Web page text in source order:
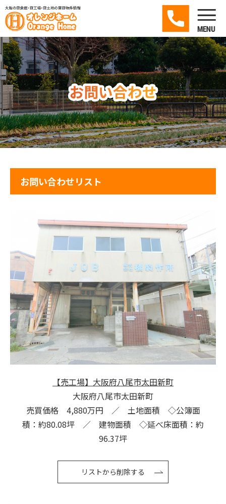
お問い合わせリスト
【売工場】大阪府八尾市太田新町
大阪府八尾市太田新町
売買価格 4,880万円 ／ 土地面積 ◇公簿面
積：約80.08坪 ／ 建物面積 ◇延べ床面積：約
96.37坪
リストから削除する